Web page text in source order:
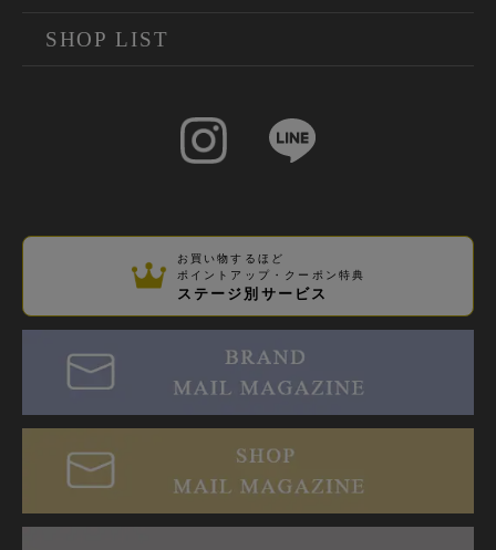
SHOP LIST
お買い物するほど
ポイントアップ・クーポン特典
ステージ別サービス